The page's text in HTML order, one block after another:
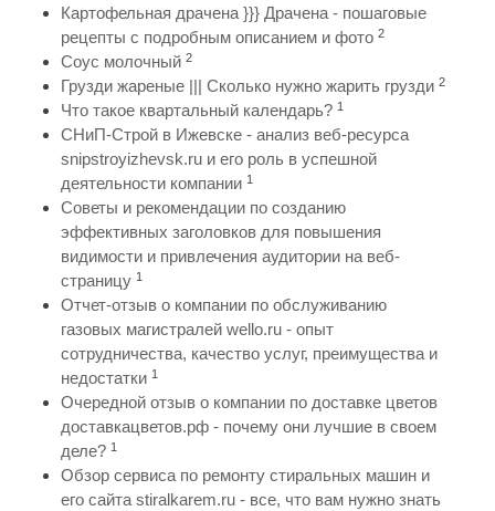
Картофельная драчена }}} Драчена - пошаговые
рецепты с подробным описанием и фото 2
Соус молочный 2
Грузди жареные ||| Сколько нужно жарить грузди 2
Что такое квартальный календарь? 1
СНиП-Строй в Ижевске - анализ веб-ресурса
snipstroyizhevsk.ru и его роль в успешной
деятельности компании 1
Советы и рекомендации по созданию
эффективных заголовков для повышения
видимости и привлечения аудитории на веб-
страницу 1
Отчет-отзыв о компании по обслуживанию
газовых магистралей wello.ru - опыт
сотрудничества, качество услуг, преимущества и
недостатки 1
Очередной отзыв о компании по доставке цветов
доставкацветов.рф - почему они лучшие в своем
деле? 1
Обзор сервиса по ремонту стиральных машин и
его сайта stiralkarem.ru - все, что вам нужно знать